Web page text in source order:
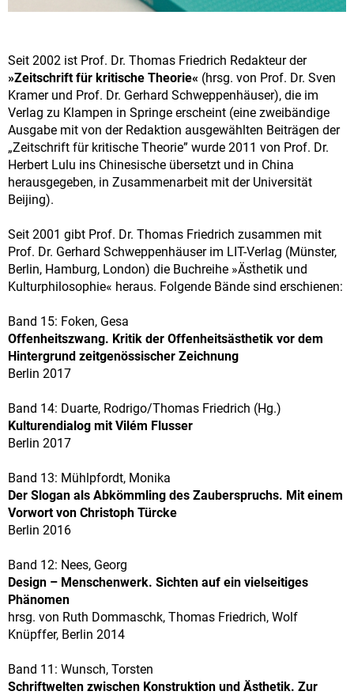
Seit 2002 ist Prof. Dr. Thomas Friedrich Redakteur der
»Zeitschrift für kritische Theorie« (hrsg. von Prof. Dr. Sven
Kramer und Prof. Dr. Gerhard Schweppenhäuser), die im
Verlag zu Klampen in Springe erscheint (eine zweibändige
Ausgabe mit von der Redaktion ausgewählten Beiträgen der
„Zeitschrift für kritische Theorie” wurde 2011 von Prof. Dr.
Herbert Lulu ins Chinesische übersetzt und in China
herausgegeben, in Zusammenarbeit mit der Universität
Beijing).
Seit 2001 gibt Prof. Dr. Thomas Friedrich zusammen mit
Prof. Dr. Gerhard Schweppenhäuser im LIT-Verlag (Münster,
Berlin, Hamburg, London) die Buchreihe »Ästhetik und
Kulturphilosophie« heraus. Folgende Bände sind erschienen:
Band 15: Foken, Gesa
Offenheitszwang. Kritik der Offenheitsästhetik vor dem
Hintergrund zeitgenössischer Zeichnung
Berlin 2017
Band 14: Duarte, Rodrigo/Thomas Friedrich (Hg.)
Kulturendialog mit Vilém Flusser
Berlin 2017
Band 13: Mühlpfordt, Monika
Der Slogan als Abkömmling des Zauberspruchs. Mit einem
Vorwort von Christoph Türcke
Berlin 2016
Band 12: Nees, Georg
Design – Menschenwerk. Sichten auf ein vielseitiges
Phänomen
hrsg. von Ruth Dommaschk, Thomas Friedrich, Wolf
Knüpffer, Berlin 2014
Band 11: Wunsch, Torsten
Schriftwelten zwischen Konstruktion und Ästhetik. Zur